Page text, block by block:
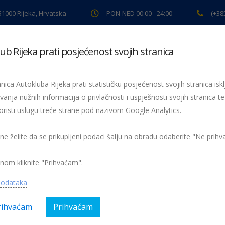
Rijeka, Hrvatska PON-NED 00:00 - 24:00
pregled Pomoć na cesti Servis Preventiva
RIJEKA 2013. WEB ISPIT SPRETNOSTI 5
5
Rijeka prati posjećenost svojih stranica
Autokluba Rijeka prati statističku posjećenost svojih stranica
nužnih informacija o privlačnosti i uspješnosti svojih stranica te
uslugu treće strane pod nazivom Google Analytics.
želite da se prikupljeni podaci šalju na obradu odaberite "Ne
kliknite "Prihvaćam".
Prihvaćam